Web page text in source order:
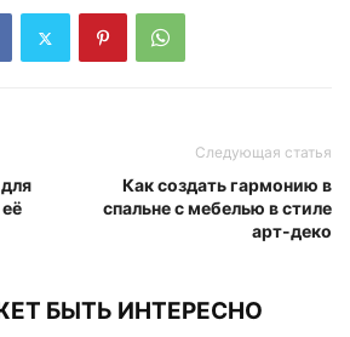
Следующая статья
Как создать гармонию в
спальне с мебелью в стиле
арт-деко
БЫТЬ ИНТЕРЕСНО